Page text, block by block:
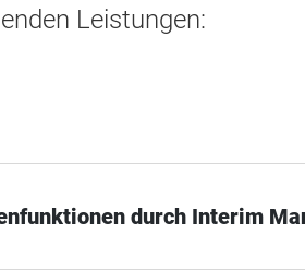
Leistungen:
durch Interim